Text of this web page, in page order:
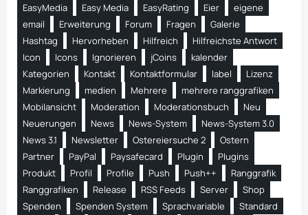
EasyMedia
Easy Media EasyRating Eier
eigene
email
Erweiterung Forum Fragen
Galerie
Hashtag
Hervorheben Hilfreich
Hilfreichste Antwort
Icon
Icons Ignorieren jCoins
kalender
Kategorien
Kontakt Kontaktformular label
Lizenz
Markierung
medien Mehrere
mehrere ranggrafiken
Mobilansicht
Moderation Moderationsbuch
Neu
Neuerungen
News News-System
News-System 3.0
News 3.1
Newsletter Ostereiersuche 2
Ostern
Partner
PayPal Paysafecard Plugin
Plugins
Produkt
Profil Profile Push Push++
Ranggrafik
Ranggrafiken
Release RSS Feeds Server
Shop
Spenden
Spenden System Sprachvariable
Standard